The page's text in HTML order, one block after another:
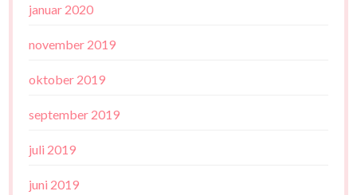
januar 2020
november 2019
oktober 2019
september 2019
juli 2019
juni 2019